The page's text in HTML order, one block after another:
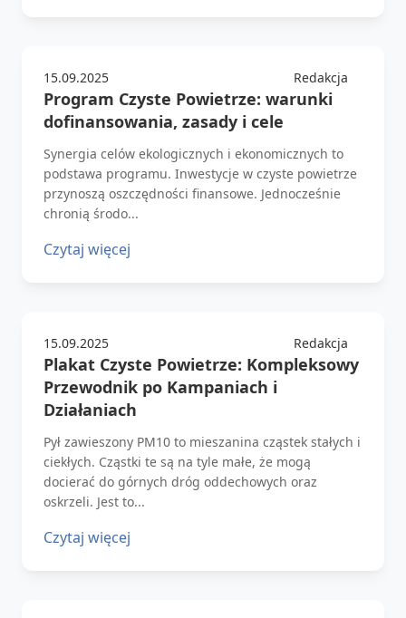
15.09.2025 Redakcja
Program Czyste Powietrze: warunki
dofinansowania, zasady i cele
Synergia celów ekologicznych i ekonomicznych to
podstawa programu. Inwestycje w czyste powietrze
przynoszą oszczędności finansowe. Jednocześnie
chronią środo...
Czytaj więcej
15.09.2025 Redakcja
Plakat Czyste Powietrze: Kompleksowy
Przewodnik po Kampaniach i
Działaniach
Pył zawieszony PM10 to mieszanina cząstek stałych i
ciekłych. Cząstki te są na tyle małe, że mogą
docierać do górnych dróg oddechowych oraz
oskrzeli. Jest to...
Czytaj więcej